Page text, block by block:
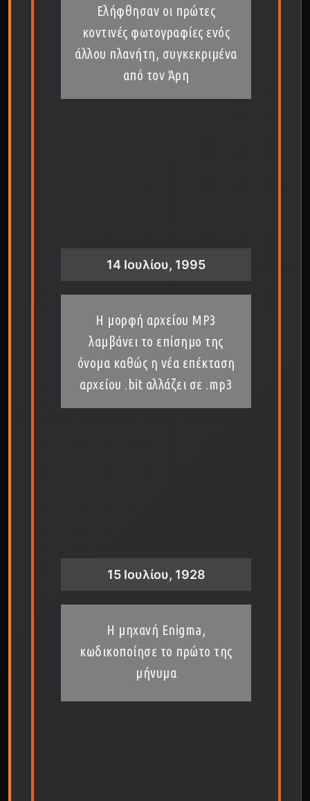
Ελήφθησαν οι πρώτες
κοντινές φωτογραφίες ενός
άλλου πλανήτη, συγκεκριμένα
από τον Άρη
14 Ιουλίου, 1995
Η μορφή αρχείου MP3
λαμβάνει το επίσημο της
όνομα καθώς η νέα επέκταση
αρχείου .bit αλλάζει σε .mp3
15 Ιουλίου, 1928
Η μηχανή Enigma,
κωδικοποίησε το πρώτο της
μήνυμα